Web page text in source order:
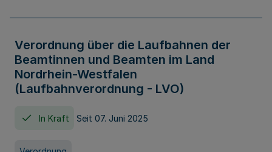
Verordnung über die Laufbahnen der
Beamtinnen und Beamten im Land
Nordrhein-Westfalen
(Laufbahnverordnung - LVO)
In Kraft Seit 07. Juni 2025